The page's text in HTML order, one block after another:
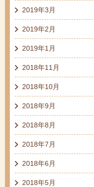
2019年3月
2019年2月
2019年1月
2018年11月
2018年10月
2018年9月
2018年8月
2018年7月
2018年6月
2018年5月